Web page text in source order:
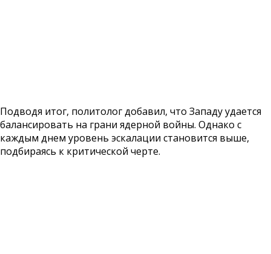
Подводя итог, политолог добавил, что Западу удается
балансировать на грани ядерной войны. Однако с
каждым днем уровень эскалации становится выше,
подбираясь к критической черте.